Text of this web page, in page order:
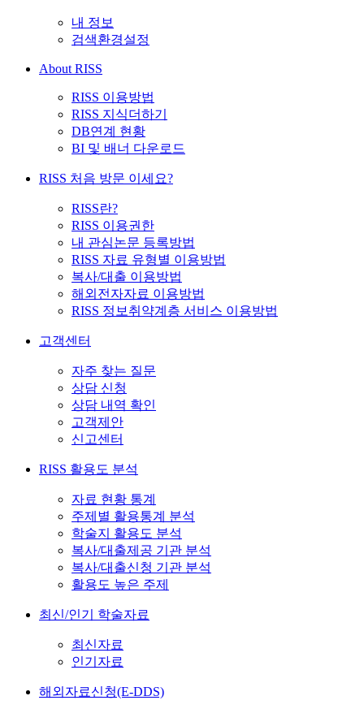
내 정보
검색환경설정
About RISS
RISS 이용방법
RISS 지식더하기
DB연계 현황
BI 및 배너 다운로드
RISS 처음 방문 이세요?
RISS란?
RISS 이용권한
내 관심논문 등록방법
RISS 자료 유형별 이용방법
복사/대출 이용방법
해외전자자료 이용방법
RISS 정보취약계층 서비스 이용방법
고객센터
자주 찾는 질문
상담 신청
상담 내역 확인
고객제안
신고센터
RISS 활용도 분석
자료 현황 통계
주제별 활용통계 분석
학술지 활용도 분석
복사/대출제공 기관 분석
복사/대출신청 기관 분석
활용도 높은 주제
최신/인기 학술자료
최신자료
인기자료
해외자료신청(E-DDS)